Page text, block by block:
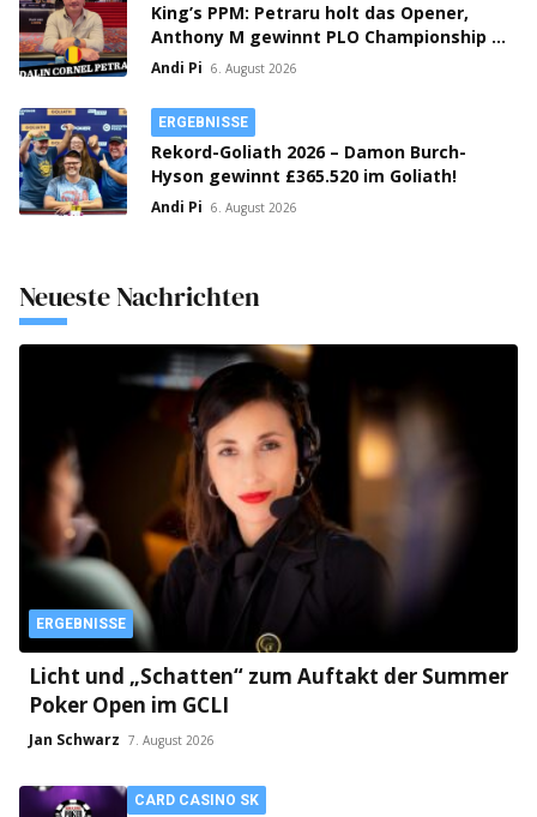
King’s PPM: Petraru holt das Opener,
Anthony M gewinnt PLO Championship –
Prag spielt Flight 1C Million Crown!
Andi Pi 6. August 2026
ERGEBNISSE
Rekord-Goliath 2026 – Damon Burch-
Hyson gewinnt £365.520 im Goliath!
Andi Pi 6. August 2026
Neueste Nachrichten
ERGEBNISSE
Licht und „Schatten“ zum Auftakt der Summer
Poker Open im GCLI
Jan Schwarz 7. August 2026
CARD CASINO SK